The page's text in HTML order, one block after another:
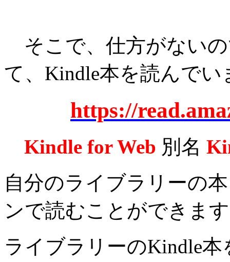
そこで、仕方がない
て、Kindle本を読んでい
https://
Kindle for Web 別名
自分のライブラリーの
ンで読むことができま
ライブラリーのKindle本